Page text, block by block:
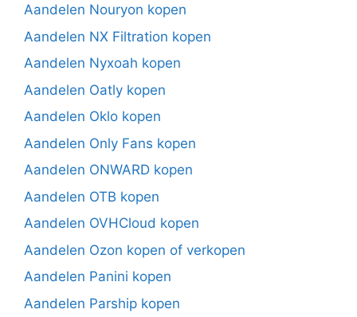
Aandelen Nouryon kopen
Aandelen NX Filtration kopen
Aandelen Nyxoah kopen
Aandelen Oatly kopen
Aandelen Oklo kopen
Aandelen Only Fans kopen
Aandelen ONWARD kopen
Aandelen OTB kopen
Aandelen OVHCloud kopen
Aandelen Ozon kopen of verkopen
Aandelen Panini kopen
Aandelen Parship kopen